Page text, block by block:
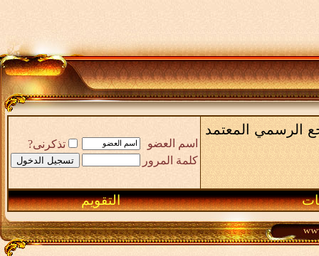
الرسمي المعتمد
اسم العضو
تذكرنى?
كلمة المرور
التقويم